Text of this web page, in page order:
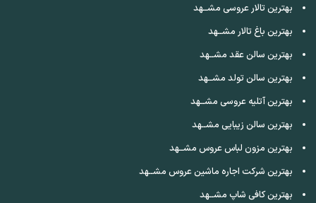
بهترین تالار عروسی مشــهد
بهترین باغ تالار مشــهد
بهترین سالن عقد مشــهد
بهترین سالن تولد مشــهد
بهترین آتلیه عروسی مشــهد
بهترین سالن زیبایی مشــهد
بهترین مزون لباس عروس مشــهد
بهترین شرکت اجاره ماشین عروس مشــهد
بهترین کافی شاپ مشــهد